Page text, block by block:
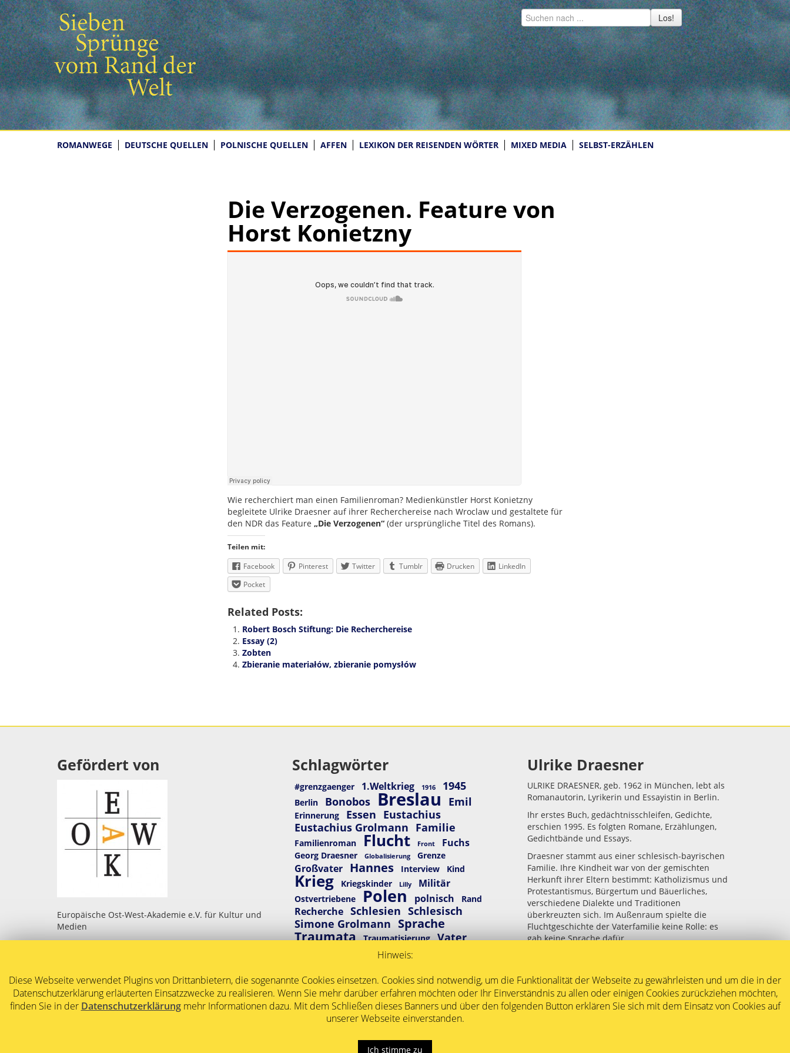
Los!
ROMANWEGE DEUTSCHE QUELLEN POLNISCHE QUELLEN AFFEN LEXIKON DER REISENDEN WÖRTER MIXED MEDIA SELBST-ERZÄHLEN
Die Verzogenen. Feature von
Horst Konietzny
Wie recherchiert man einen Familienroman? Medienkünstler Horst Konietzny
begleitete Ulrike Draesner auf ihrer Recherchereise nach Wroclaw und gestaltete für
den NDR das Feature „Die Verzogenen“ (der ursprüngliche Titel des Romans).
Teilen mit:
Facebook
Pinterest Twitter Tumblr Drucken
LinkedIn
Pocket
Related Posts:
Robert Bosch Stiftung: Die Recherchereise
Essay (2)
Zobten
Zbieranie materiałów, zbieranie pomysłów
Gefördert von
Europäische Ost-West-Akademie e.V. für Kultur und
Medien
Dieses Werk ist lizenziert unter einerCreative
Commons Namensnennung - Nicht kommerziell -
Keine Bearbeitungen 4.0 International Lizenz.
Schlagwörter
#grenzgaenger 1.Weltkrieg 1916 1945
Berlin Bonobos Breslau Emil
Erinnerung Essen Eustachius
Eustachius Grolmann Familie
Familienroman Flucht Front Fuchs
Georg Draesner Globalisierung Grenze
Großvater Hannes Interview Kind
Krieg Kriegskinder Lilly Militär
Ostvertriebene Polen polnisch Rand
Recherche Schlesien Schlesisch
Simone Grolmann Sprache
Traumata Traumatisierung Vater
Wroclaw
Ulrike Draesner
ULRIKE DRAESNER, geb. 1962 in München, lebt als
Romanautorin, Lyrikerin und Essayistin in Berlin.
Ihr erstes Buch, gedächtnisschleifen, Gedichte,
erschien 1995. Es folgten Romane, Erzählungen,
Gedichtbände und Essays.
Draesner stammt aus einer schlesisch-bayrischen
Familie. Ihre Kindheit war von der gemischten
Herkunft ihrer Eltern bestimmt: Katholizismus und
Protestantismus, Bürgertum und Bäuerliches,
verschiedene Dialekte und Traditionen
überkreuzten sich. Im Außenraum spielte die
Fluchtgeschichte der Vaterfamilie keine Rolle: es
gab keine Sprache dafür.
Hinweis:
Diese Webseite verwendet Plugins von Drittanbietern, die sogenannte Cookies einsetzen. Cookies sind notwendig, um die Funktionalität der Webseite zu gewährleisten und um die in der
Datenschutzerklärung erläuterten Einsatzzwecke zu realisieren. Wenn Sie mehr darüber erfahren möchten oder Ihr Einverständnis zu allen oder einigen Cookies zurückziehen möchten,
finden Sie in der Datenschutzerklärungmehr Informationen dazu. Mit dem Schließen dieses Banners und über den folgenden Button erklären Sie sich mit dem Einsatz von Cookies auf
unserer Webseite einverstanden.
Ich stimme zu